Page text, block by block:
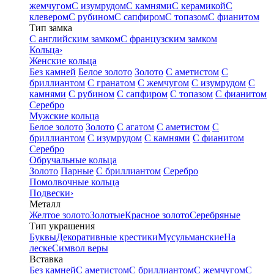
жемчугомС изумрудомС камнямиС керамикойС
клеверомС рубиномС сапфиромС топазомС фианитом
Тип замка
С английским замкомС французским замком
Кольца›
Женские кольца
Без камней Белое золото Золото С аметистом С
бриллиантом С гранатом С жемчугом С изумрудом С
камнями С рубином С сапфиром С топазом С фианитом
Серебро
Мужские кольца
Белое золото Золото С агатом С аметистом С
бриллиантом С изумрудом С камнями С фианитом
Серебро
Обручальные кольца
Золото Парные С бриллиантом Серебро
Помолвочные кольца
Подвески›
Металл
Желтое золотоЗолотыеКрасное золотоСеребряные
Тип украшения
БуквыДекоративные крестикиМусульманскиеНа
лескеСимвол веры
Вставка
Без камнейС аметистомС бриллиантомС жемчугомС